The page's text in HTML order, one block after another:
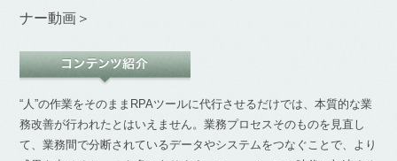
ナー動画＞
“人”の作業をそのままRPAツールに代行させるだけでは、本質的な業
務改善が行われたとはいえません。業務プロセスそのものを見直し
て、業務間で分断されているデータやシステムをつなぐことで、より